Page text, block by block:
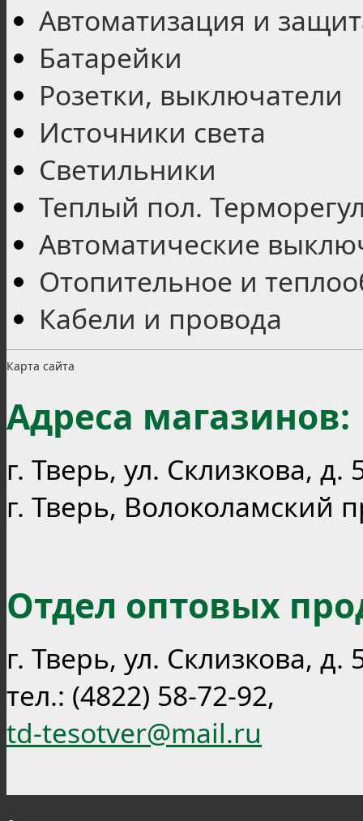
Автоматизация и
Батарейки
Розетки, выключатели
Источники света
Светильники
Теплый пол.
Автоматические
Отопительное и
Кабели и провода
Карта сайта
Адреса магазинов:
г. Тверь, ул. Склизкова, д.
г. Тверь, Волоколамский
Отдел оптовых
г. Тверь, ул. Склизкова, д.
тел.: (4822) 58-72-92,
td-tesotver@mail.ru